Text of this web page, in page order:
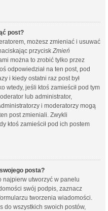
post?
możesz zmieniać i usuwać
przycisk Zmień
można to zrobić tylko przez
odpowiedział na ten post, pod
i kiedy ostatni raz post był
wtedy, jeśli ktoś zamieścił pod tym
lub administrator,
i moderatorzy mogą
post zmieniali. Zwykli
ktoś zamieścił pod ich postem
posta?
najpierw utworzyć w panelu
swój podpis, zaznacz
tworzenia wiadomości.
do wszystkich swoich postów,